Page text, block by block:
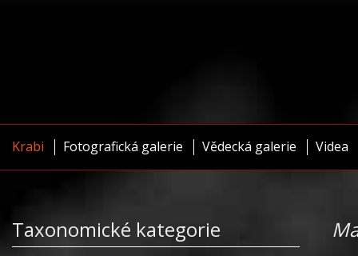
Krabi Fotografická galerie Vědecká galerie Videa
Taxonomické kategorie